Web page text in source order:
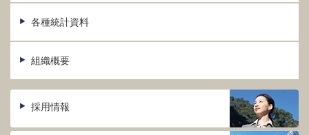
各種統計資料
組織概要
採用情報